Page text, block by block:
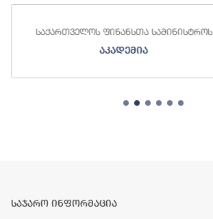
საქართველოს ფინანსთა სამინისტროს
აკადემია
საჯარო ინფორმაცია